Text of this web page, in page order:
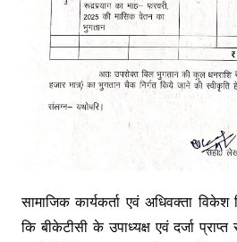
सामाजिक कार्यकर्ता एवं अधिवक्ता
कि बीकेटीसी के उपाध्यक्ष एवं दर्जा